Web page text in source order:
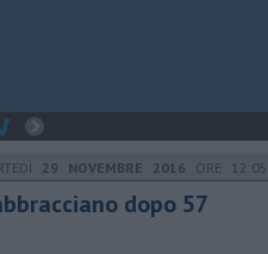
29 NOVEMBRE 2016 ORE 12:05
dopo 57